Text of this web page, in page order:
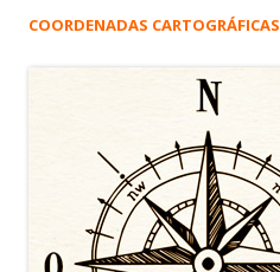
COORDENADAS CARTOGRÁFICAS